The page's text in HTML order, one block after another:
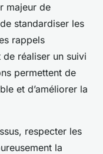
majeur de
standardiser les
rappels
réaliser un suivi
permettent de
et d’améliorer la
respecter les
la